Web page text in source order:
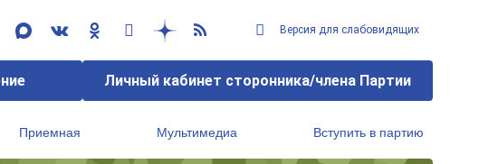
Версия для слабовидящих
Личный кабинет сторонника/члена Партии
Приемная Мультимедиа Вступить в партию